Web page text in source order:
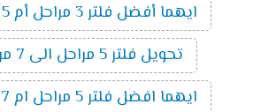
ايهما أفضل فلتر 3 مراحل أم 5 مراحل
تحويل فلتر 5 مراحل الى 7 مراحل
ايهما افضل فلتر 5 مراحل ام 7 مراحل